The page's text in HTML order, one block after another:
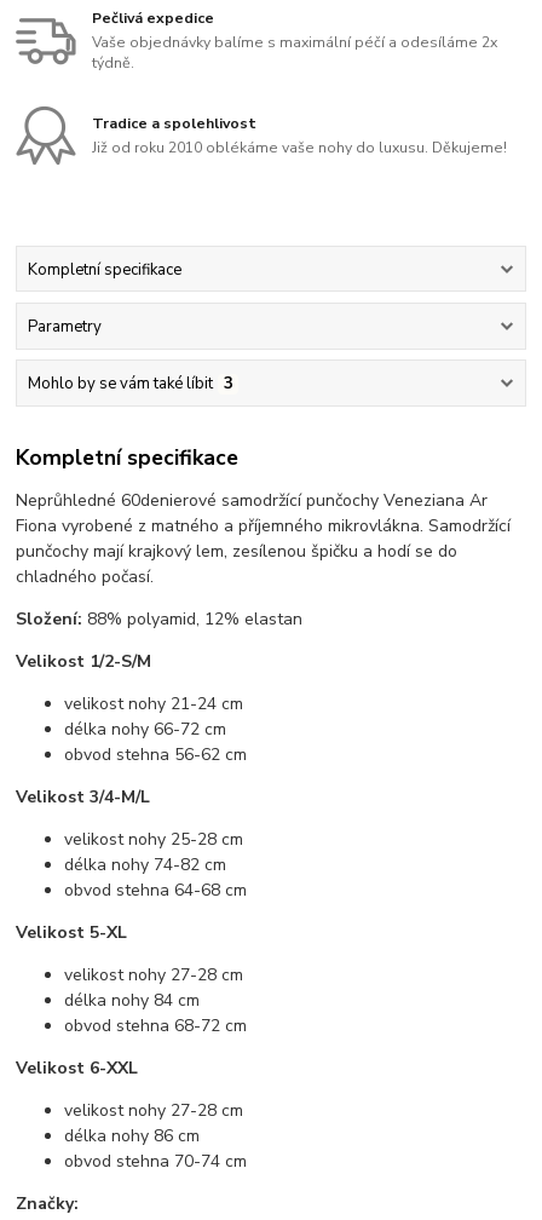
Pečlivá expedice
Vaše objednávky balíme s maximální péčí a odesíláme 2x
týdně.
Tradice a spolehlivost
Již od roku 2010 oblékáme vaše nohy do luxusu. Děkujeme!
Kompletní specifikace
Parametry
Mohlo by se vám také líbit 3
Kompletní specifikace
Neprůhledné 60denierové samodržící punčochy Veneziana Ar
Fiona vyrobené z matného a příjemného mikrovlákna. Samodržící
punčochy mají krajkový lem, zesílenou špičku a hodí se do
chladného počasí.
Složení: 88% polyamid, 12% elastan
Velikost 1/2-S/M
velikost nohy 21-24 cm
délka nohy 66-72 cm
obvod stehna 56-62 cm
Velikost 3/4-M/L
velikost nohy 25-28 cm
délka nohy 74-82 cm
obvod stehna 64-68 cm
Velikost 5-XL
velikost nohy 27-28 cm
délka nohy 84 cm
obvod stehna 68-72 cm
Velikost 6-XXL
velikost nohy 27-28 cm
délka nohy 86 cm
obvod stehna 70-74 cm
Značky: